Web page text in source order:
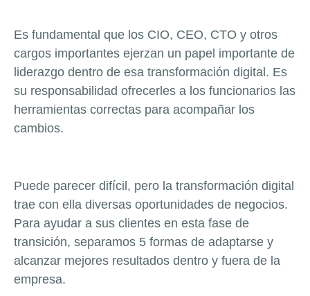
Es fundamental que los CIO, CEO, CTO y otros
cargos importantes ejerzan un papel importante de
liderazgo dentro de esa transformación digital. Es
su responsabilidad ofrecerles a los funcionarios las
herramientas correctas para acompañar los
cambios.
Puede parecer difícil, pero la transformación digital
trae con ella diversas oportunidades de negocios.
Para ayudar a sus clientes en esta fase de
transición, separamos 5 formas de adaptarse y
alcanzar mejores resultados dentro y fuera de la
empresa.